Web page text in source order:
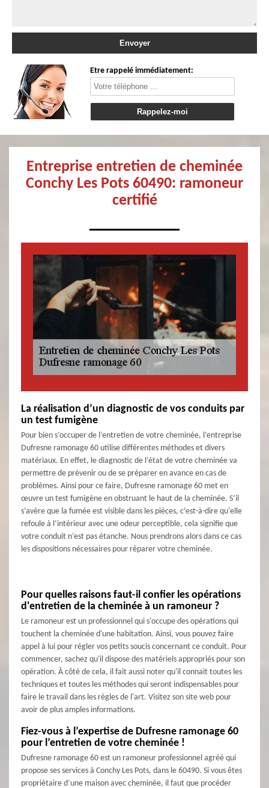
Etre rappelé immédiatement:
Entreprise entretien de cheminée
Conchy Les Pots 60490: ramoneur
certifié
La réalisation d’un diagnostic de vos conduits par
un test fumigène
Pour bien s’occuper de l’entretien de votre cheminée, l’entreprise
Dufresne ramonage 60 utilise différentes méthodes et divers
matériaux. En effet, le diagnostic de l’état de votre cheminée va
permettre de prévenir ou de se préparer en avance en cas de
problèmes. Ainsi pour ce faire, Dufresne ramonage 60 met en
œuvre un test fumigène en obstruant le haut de la cheminée. S’il
s’avère que la fumée est visible dans les pièces, c’est-à-dire qu'elle
refoule à l’intérieur avec une odeur perceptible, cela signifie que
votre conduit n’est pas étanche. Nous prendrons alors dans ce cas
les dispositions nécessaires pour réparer votre cheminée.
Pour quelles raisons faut-il confier les opérations
d'entretien de la cheminée à un ramoneur ?
Le ramoneur est un professionnel qui s'occupe des opérations qui
touchent la cheminée d'une habitation. Ainsi, vous pouvez faire
appel à lui pour régler vos petits soucis concernant ce conduit. Pour
commencer, sachez qu'il dispose des matériels appropriés pour son
opération. À côté de cela, il fait aussi noter qu'il connait toutes les
techniques et toutes les méthodes qui seront indispensables pour
faire le travail dans les règles de l'art. Visitez son site web pour
avoir de plus amples informations.
Fiez-vous à l’expertise de Dufresne ramonage 60
pour l’entretien de votre cheminée !
Dufresne ramonage 60 est un ramoneur professionnel agréé qui
propose ses services à Conchy Les Pots, dans le 60490. Si vous êtes
propriétaire d’une maison avec cheminée, il faut que procéder